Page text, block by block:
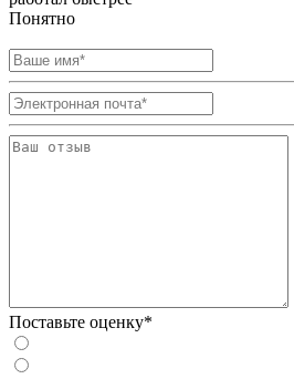
Понятно
Поставьте оценку*